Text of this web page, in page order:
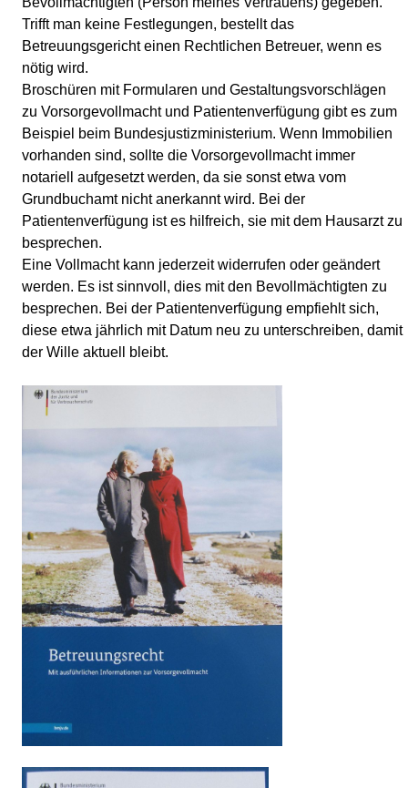
Trifft man keine Festlegungen, bestellt das
Betreuungsgericht einen Rechtlichen Betreuer, wenn es
nötig wird.
Broschüren mit Formularen und Gestaltungsvorschlägen
zu Vorsorgevollmacht und Patientenverfügung gibt es zum
Beispiel beim Bundesjustizministerium. Wenn Immobilien
vorhanden sind, sollte die Vorsorgevollmacht immer
notariell aufgesetzt werden, da sie sonst etwa vom
Grundbuchamt nicht anerkannt wird. Bei der
Patientenverfügung ist es hilfreich, sie mit dem Hausarzt zu
besprechen.
Eine Vollmacht kann jederzeit widerrufen oder geändert
werden. Es ist sinnvoll, dies mit den Bevollmächtigten zu
besprechen. Bei der Patientenverfügung empfiehlt sich,
diese etwa jährlich mit Datum neu zu unterschreiben, damit
der Wille aktuell bleibt.